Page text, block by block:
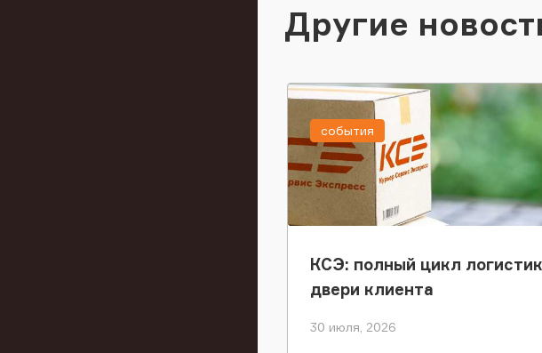
Другие
КСЭ: полный цикл
двери клиента
30 июля, 2026
события